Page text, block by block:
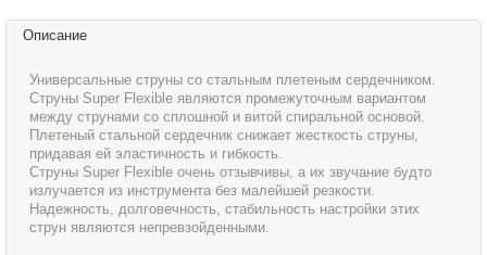
Описание
Универсальные струны со стальным плетеным сердечником.
Струны Super Flexible являются промежуточным вариантом
между струнами со сплошной и витой спиральной основой.
Плетеный стальной сердечник снижает жесткость струны,
придавая ей эластичность и гибкость.
Струны Super Flexible очень отзывчивы, а их звучание будто
излучается из инструмента без малейшей резкости.
Надежность, долговечность, стабильность настройки этих
струн являются непревзойденными.